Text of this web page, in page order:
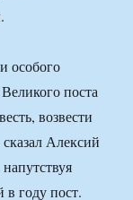
особого
поста
возвести
Алексий
году пост.